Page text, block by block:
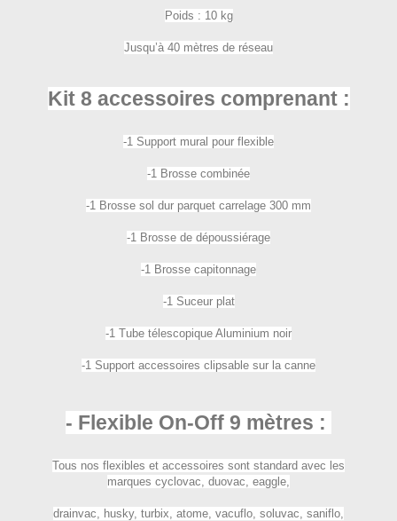
Poids : 10 kg
Jusqu’à 40 mètres de réseau
Kit 8 accessoires comprenant :
-1 Support mural pour flexible
-1 Brosse combinée
-1 Brosse sol dur parquet carrelage 300 mm
-1 Brosse de dépoussiérage
-1 Brosse capitonnage
-1 Suceur plat
-1 Tube télescopique Aluminium noir
-1 Support accessoires clipsable sur la canne
- Flexible On-Off 9 mètres :
Tous nos flexibles et accessoires sont standard avec les
marques cyclovac, duovac, eaggle,
drainvac, husky, turbix, atome, vacuflo, soluvac, saniflo,